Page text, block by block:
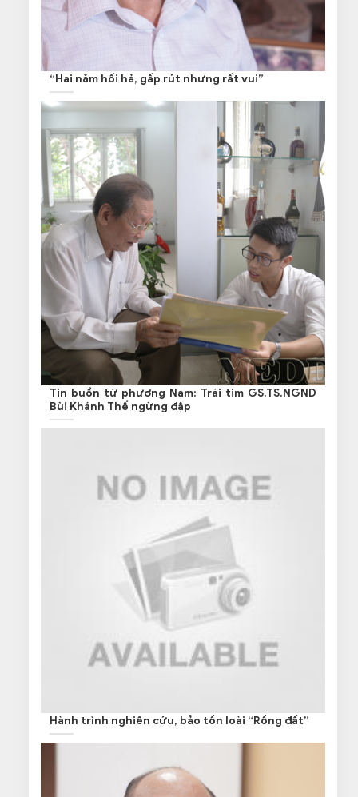
“Hai năm hối hả, gấp rút nhưng rất vui”
Tin buồn từ phương Nam: Trái tim GS.TS.NGND
Bùi Khánh Thế ngừng đập
Hành trình nghiên cứu, bảo tồn loài “Rồng đất”